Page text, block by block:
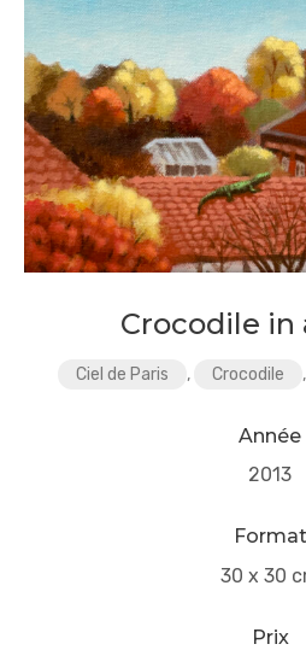
Crocodile
Ciel de Paris , Crocodile ,
Année
2013
Format
30 x 30
Prix